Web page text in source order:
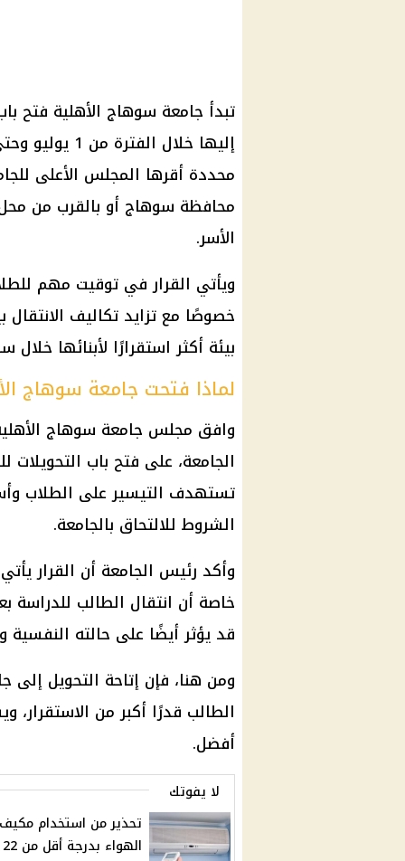
تبدأ جامعة سوهاج الأهلية فتح
محددة أقرها المجلس الأعلى
محافظة سوهاج أو بالقرب من محل
الأسر.
ويأتي القرار في توقيت مهم
خصوصًا مع تزايد تكاليف
بيئة أكثر استقرارًا لأبنائها
لماذا فتحت جامعة سوهاج
وافق مجلس جامعة سوهاج
تستهدف التيسير على الطلاب
الشروط للالتحاق بالجامعة.
وأكد رئيس الجامعة أن القرار
خاصة أن انتقال الطالب للدراسة
قد يؤثر أيضًا على حالته النفسية
ومن هنا، فإن إتاحة التحويل إلى
الطالب قدرًا أكبر من
أفضل.
لا يفوتك
تحذير من استخدام مكيف